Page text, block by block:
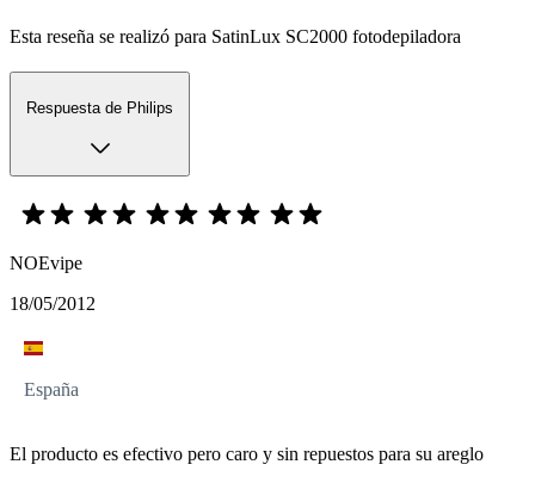
Esta reseña se realizó para SatinLux SC2000 fotodepiladora
Respuesta de Philips
NOEvipe
18/05/2012
España
El producto es efectivo pero caro y sin repuestos para su areglo